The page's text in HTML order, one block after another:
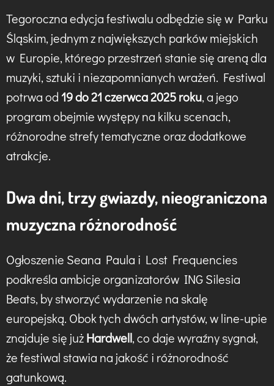
Tegoroczna edycja festiwalu odbędzie się w Parku
Śląskim, jednym z największych parków miejskich
w Europie, którego przestrzeń stanie się areną dla
muzyki, sztuki i niezapomnianych wrażeń. Festiwal
potrwa od19 do 21 czerwca 2025 roku, a jego
program obejmie występy na kilku scenach,
różnorodne strefy tematyczne oraz dodatkowe
atrakcje.
Dwa dni, trzy gwiazdy, nieograniczona
muzyczna różnorodność
Ogłoszenie Seana Paula i Lost Frequencies
podkreśla ambicje organizatorów ING Silesia
Beats, by stworzyć wydarzenie na skalę
europejską. Obok tych dwóch artystów, w line-upie
znajduje się jużHardwell, co daje wyraźny sygnał,
że festiwal stawia na jakość i różnorodność
gatunkową.